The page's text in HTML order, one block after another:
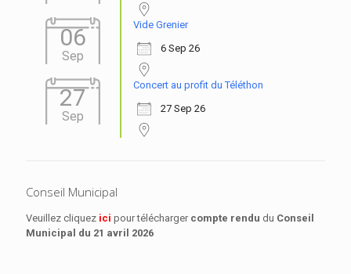
06
Sep
Vide Grenier
6 Sep 26
27
Sep
Concert au profit du Téléthon
27 Sep 26
Conseil Municipal
Veuillez cliquez ici pour télécharger compte rendu du Conseil
Municipal du 21 avril 2026